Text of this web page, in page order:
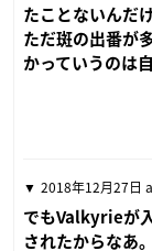
たことないんだ
ただ斑の出番が
かっていうのは
2018年12月27日
でもValkyrieが
されたからなあ。